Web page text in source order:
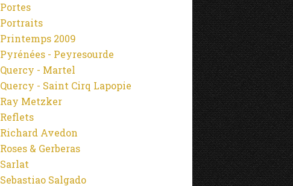
Portes
Portraits
Printemps 2009
Pyrénées - Peyresourde
Quercy - Martel
Quercy - Saint Cirq Lapopie
Ray Metzker
Reflets
Richard Avedon
Roses & Gerberas
Sarlat
Sebastiao Salgado